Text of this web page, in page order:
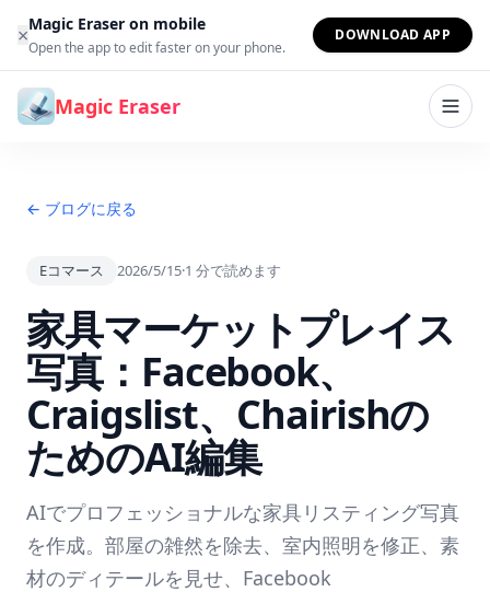
コンテンツへスキップ
×Magic Eraser on mobile
Open the app to edit faster on your phone.
DOWNLOAD APP
Magic Eraser
← ブログに戻る
Eコマース 2026/5/15·1 分で読めます
家具マーケットプレイス
写真：Facebook、
Craigslist、Chairishの
ためのAI編集
AIでプロフェッショナルな家具リスティング写真
を作成。部屋の雑然を除去、室内照明を修正、素
材のディテールを見せ、Facebook